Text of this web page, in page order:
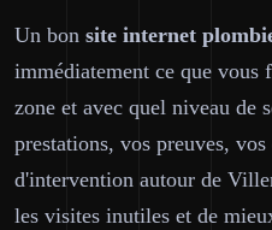
Un bon site internet
immédiatement ce que vous
zone et avec quel niveau de
prestations, vos preuves,
d'intervention autour de
les visites inutiles et de